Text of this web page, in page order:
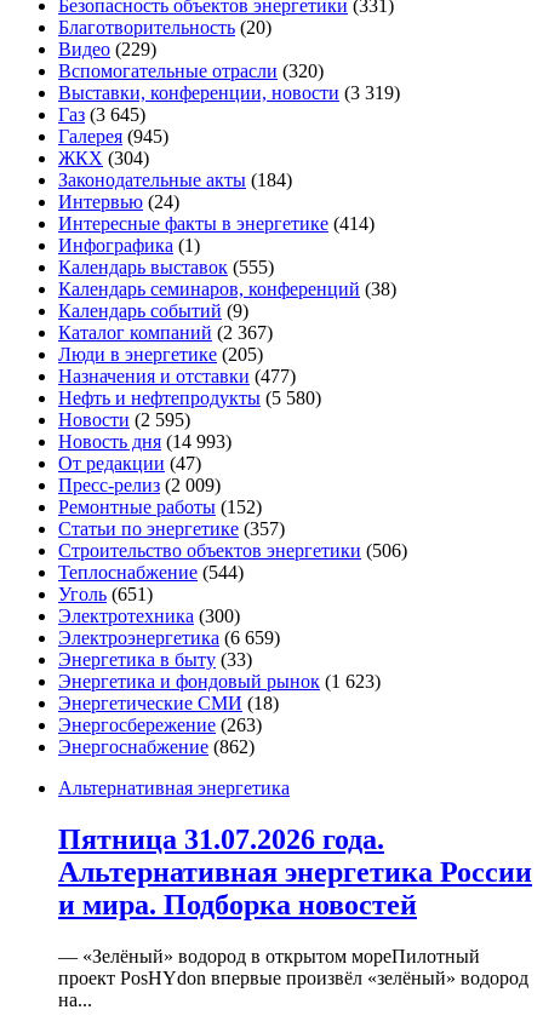
Безопасность объектов энергетики (331)
Благотворительность (20)
Видео (229)
Вспомогательные отрасли (320)
Выставки, конференции, новости (3 319)
Газ (3 645)
Галерея (945)
ЖКХ (304)
Законодательные акты (184)
Интервью (24)
Интересные факты в энергетике (414)
Инфографика (1)
Календарь выставок (555)
Календарь семинаров, конференций (38)
Календарь событий (9)
Каталог компаний (2 367)
Люди в энергетике (205)
Назначения и отставки (477)
Нефть и нефтепродукты (5 580)
Новости (2 595)
Новость дня (14 993)
От редакции (47)
Пресс-релиз (2 009)
Ремонтные работы (152)
Статьи по энергетике (357)
Строительство объектов энергетики (506)
Теплоснабжение (544)
Уголь (651)
Электротехника (300)
Электроэнергетика (6 659)
Энергетика в быту (33)
Энергетика и фондовый рынок (1 623)
Энергетические СМИ (18)
Энергосбережение (263)
Энергоснабжение (862)
Альтернативная энергетика
Пятница 31.07.2026 года.
Альтернативная энергетика России
и мира. Подборка новостей
— «Зелёный» водород в открытом мореПилотный
проект PosHYdon впервые произвёл «зелёный» водород
на...